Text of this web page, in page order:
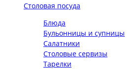
Столовая посуда
Блюда
Бульонницы и супницы
Салатники
Столовые сервизы
Тарелки